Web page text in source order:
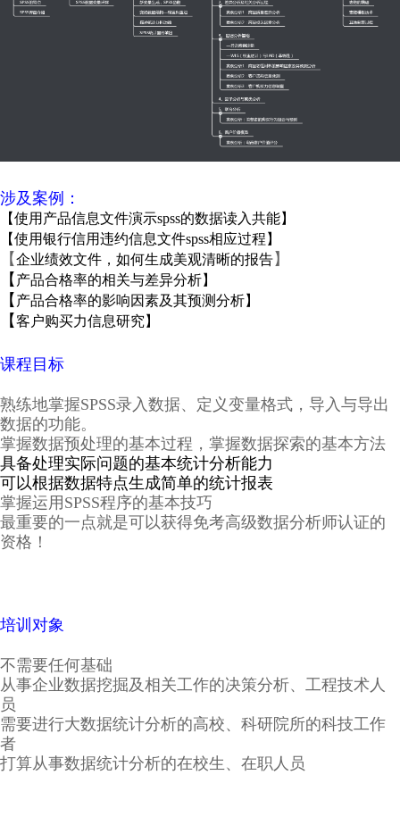
涉及案例：
【使用产品信息文件演示spss的数据读入共能】
【使用银行信用违约信息文件spss相应过程 】
【企业绩效文件，如何生成美观清晰的报告】
【 产品合格率的相关与差异分析】
【 产品合格率的影响因素及其预测分析】
【客户购买力信息研究 】
课程目标
熟练地掌握SPSS录入数据、定义变量格式，导入与导出
数据的功能。
掌握数据预处理的基本过程，掌握数据探索的基本方法
具备处理实际问题的基本统计分析能力
可以根据数据特点生成简单的统计报表
掌握运用SPSS程序的基本技巧
最重要的一点就是可以获得免考高级数据分析师认证的
资格！
培训对象
不需要任何基础
从事企业数据挖掘及相关工作的决策分析、工程技术人
员
需要进行大数据统计分析的高校、科研院所的科技工作
者
打算从事数据统计分析的在校生、在职人员